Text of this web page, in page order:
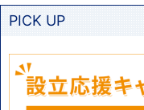
PICK UP